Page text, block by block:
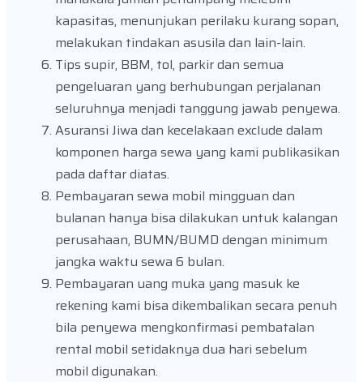
kapasitas, menunjukan perilaku kurang sopan,
melakukan tindakan asusila dan lain-lain.
Tips supir, BBM, tol, parkir dan semua
pengeluaran yang berhubungan perjalanan
seluruhnya menjadi tanggung jawab penyewa.
Asuransi Jiwa dan kecelakaan exclude dalam
komponen harga sewa yang kami publikasikan
pada daftar diatas.
Pembayaran sewa mobil mingguan dan
bulanan hanya bisa dilakukan untuk kalangan
perusahaan, BUMN/BUMD dengan minimum
jangka waktu sewa 6 bulan.
Pembayaran uang muka yang masuk ke
rekening kami bisa dikembalikan secara penuh
bila penyewa mengkonfirmasi pembatalan
rental mobil setidaknya dua hari sebelum
mobil digunakan.